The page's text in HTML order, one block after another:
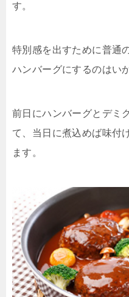
す。
特別感を出すために普通
ハンバーグにするのはい
前日にハンバーグとデミ
て、当日に煮込めば味付
ます。